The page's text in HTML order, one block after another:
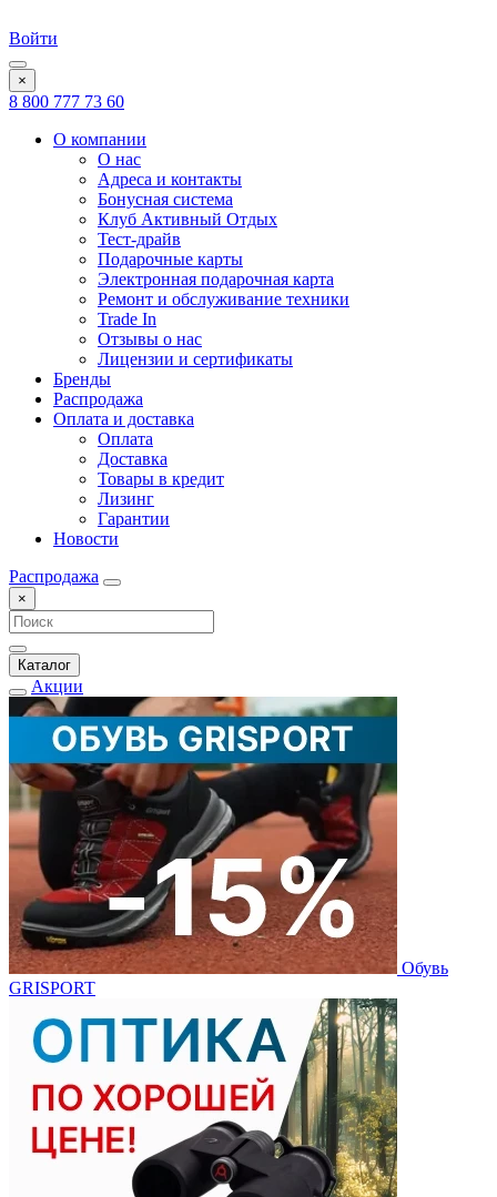
Войти
×
8 800 777 73 60
О компании
О нас
Адреса и контакты
Бонусная система
Клуб Активный Отдых
Тест-драйв
Подарочные карты
Электронная подарочная карта
Ремонт и обслуживание техники
Trade In
Отзывы о нас
Лицензии и сертификаты
Бренды
Распродажа
Оплата и доставка
Оплата
Доставка
Товары в кредит
Лизинг
Гарантии
Новости
Распродажа
×
Каталог
Акции
Обувь
GRISPORT